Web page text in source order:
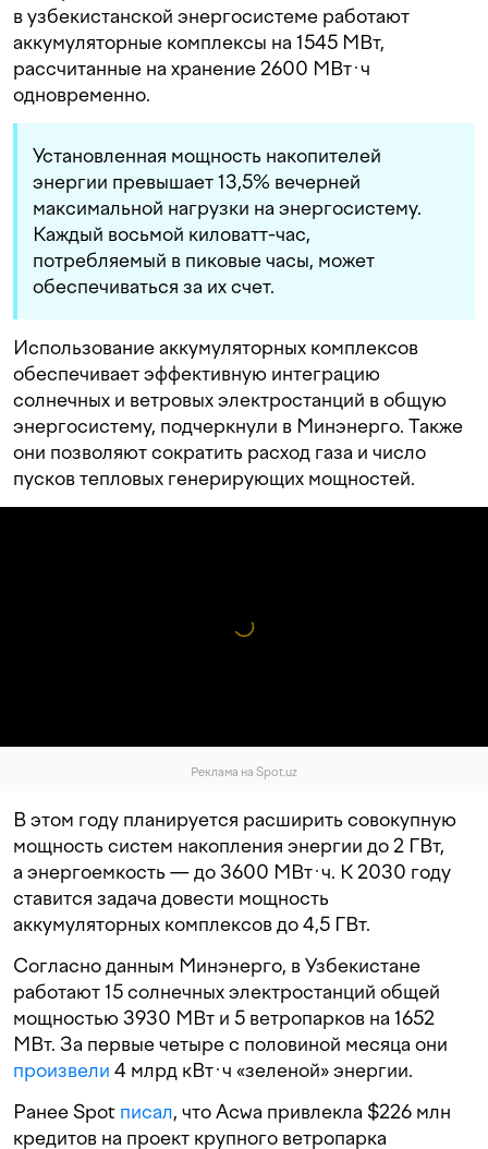
в узбекистанской энергосистеме работают
аккумуляторные комплексы на 1545 МВт,
рассчитанные на хранение 2600 МВт·ч
одновременно.
Установленная мощность накопителей
энергии превышает 13,5% вечерней
максимальной нагрузки на энергосистему.
Каждый восьмой киловатт-час,
потребляемый в пиковые часы, может
обеспечиваться за их счет.
Использование аккумуляторных комплексов
обеспечивает эффективную интеграцию
солнечных и ветровых электростанций в общую
энергосистему, подчеркнули в Минэнерго. Также
они позволяют сократить расход газа и число
пусков тепловых генерирующих мощностей.
Реклама на Spot.uz
В этом году планируется расширить совокупную
мощность систем накопления энергии до 2 ГВт,
а энергоемкость — до 3600 МВт·ч. К 2030 году
ставится задача довести мощность
аккумуляторных комплексов до 4,5 ГВт.
Согласно данным Минэнерго, в Узбекистане
работают 15 солнечных электростанций общей
мощностью 3930 МВт и 5 ветропарков на 1652
МВт. За первые четыре с половиной месяца они
произвели 4 млрд кВт·ч «зеленой» энергии.
Ранее Spot писал, что Acwa привлекла $226 млн
кредитов на проект крупного ветропарка